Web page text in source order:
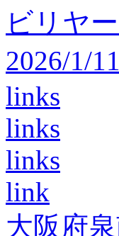
ビリヤ
2026/1/
links
links
links
link
大阪府